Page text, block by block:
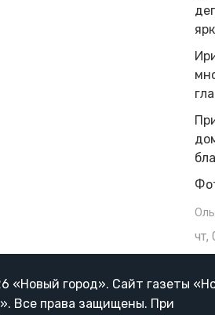
чт,
«Новый город». Cайт газеты
Все права защищены. При